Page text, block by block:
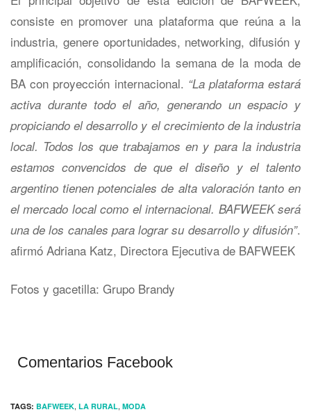
consiste en promover una plataforma que reúna a la
industria, genere oportunidades, networking, difusión y
amplificación, consolidando la semana de la moda de
BA con proyección internacional. “La plataforma estará
activa durante todo el año, generando un espacio y
propiciando el desarrollo y el crecimiento de la industria
local. Todos los que trabajamos en y para la industria
estamos convencidos de que el diseño y el talento
argentino tienen potenciales de alta valoración tanto en
el mercado local como el internacional. BAFWEEK será
una de los canales para lograr su desarrollo y difusión”.
afirmó Adriana Katz, Directora Ejecutiva de BAFWEEK
Fotos y gacetilla: Grupo Brandy
Comentarios Facebook
TAGS: BAFWEEK, LA RURAL, MODA